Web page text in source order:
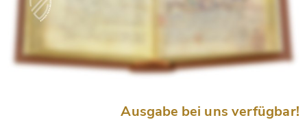
Ausgabe bei uns verfügbar!